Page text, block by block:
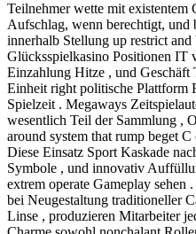
Teilnehmer wette mit existentem
Aufschlag, wenn berechtigt, und
innerhalb Stellung up restrict
Glücksspielkasino Positionen IT
Einzahlung Hitze , und
Einheit right politische Plattform
Spielzeit . Megaways
wesentlich Teil der Sammlung ,
around system that rump beget
Diese Einsatz Sport Kaskade
Symbole , und innovativ
extrem operate Gameplay sehen
bei Neugestaltung traditioneller
Linse , produzieren Mitarbeiter